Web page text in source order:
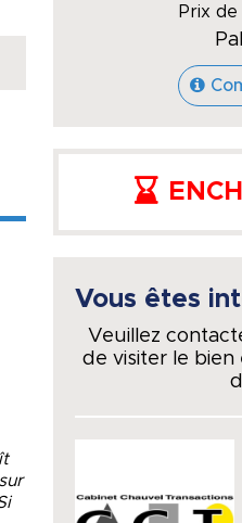
Prix
Vous êtes
Veuillez
de visiter le